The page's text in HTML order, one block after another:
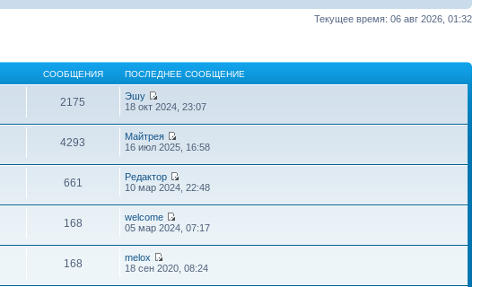
Текущее время: 06 авг 2026, 01:32
СООБЩЕНИЯ ПОСЛЕДНЕЕ СООБЩЕНИЕ
2175
Эшу
18 окт 2024, 23:07
4293
Майтрея
16 июл 2025, 16:58
661
Редактор
10 мар 2024, 22:48
168
welcome
05 мар 2024, 07:17
168
melox
18 сен 2020, 08:24